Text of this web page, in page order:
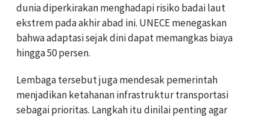
dunia diperkirakan menghadapi risiko badai laut
ekstrem pada akhir abad ini. UNECE menegaskan
bahwa adaptasi sejak dini dapat memangkas biaya
hingga 50 persen.
Lembaga tersebut juga mendesak pemerintah
menjadikan ketahanan infrastruktur transportasi
sebagai prioritas. Langkah itu dinilai penting agar